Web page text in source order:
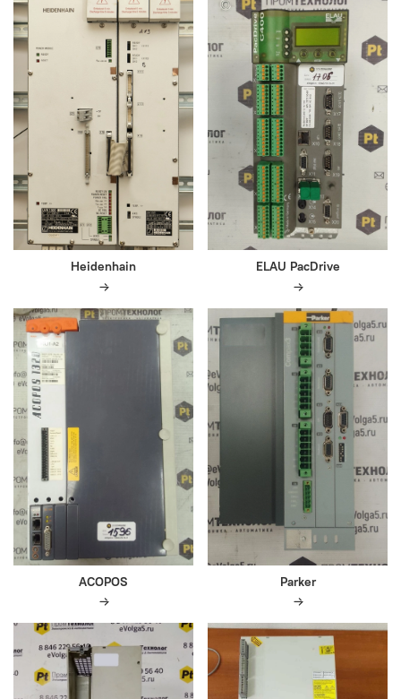
Heidenhain ELAU PacDrive
ACOPOS Parker